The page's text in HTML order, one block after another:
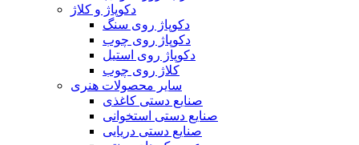
دکوپاژ و کلاژ
دکوپاژ روی سنگ
دکوپاژ روی چوب
دکوپاژ روی استیل
کلاژ روی چوب
سایر محصولات هنری
صنایع دستی کاغذی
صنایع دستی استخوانی
صنایع دستی دریایی